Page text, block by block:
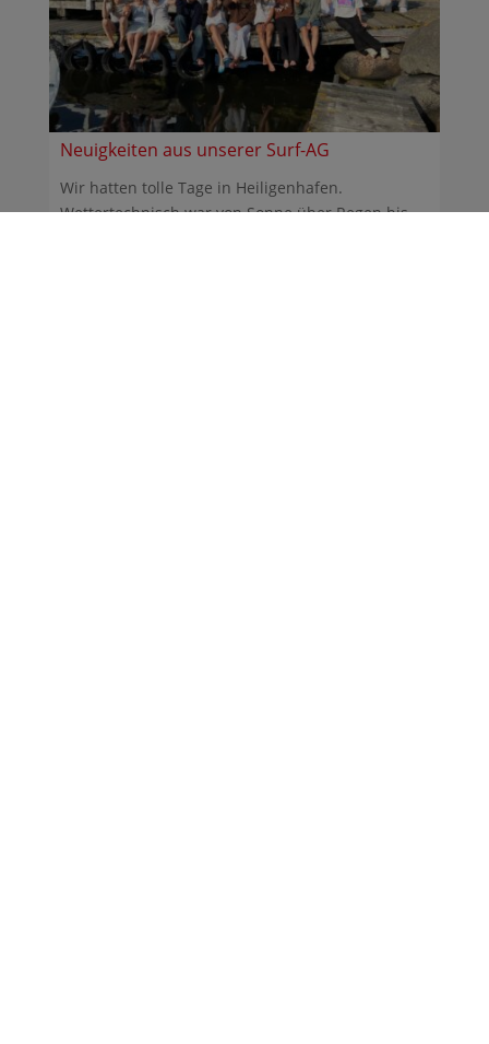
Neuigkeiten aus unserer Surf-AG
Wir hatten tolle Tage in Heiligenhafen.
Wettertechnisch war von Sonne über Regen bis